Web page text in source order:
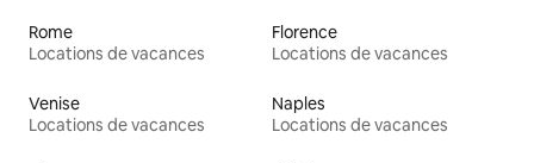
Rome
Locations de vacances
Florence
Locations de vacances
Venise
Locations de vacances
Naples
Locations de vacances